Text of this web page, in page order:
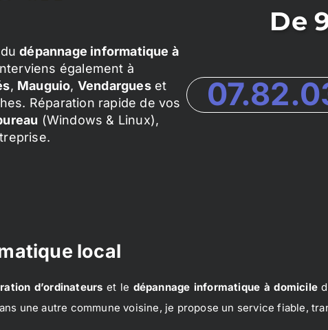
dudépannage informatique à
également à
, Mauguio, Vendargueset
Réparation rapide de vos
(Windows & Linux),
De
local
d’ordinateurs et le dépannage informatique à domicile
une autre commune voisine, je propose un service fiable,